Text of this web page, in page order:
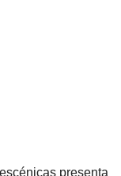
presenta